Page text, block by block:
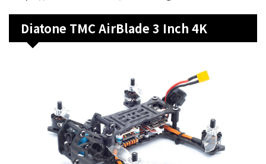
Diatone TMC AirBlade 3 Inch 4K